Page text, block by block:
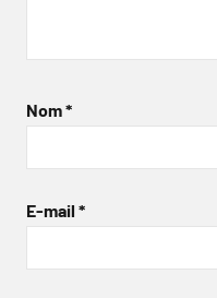
Nom*
E-mail *